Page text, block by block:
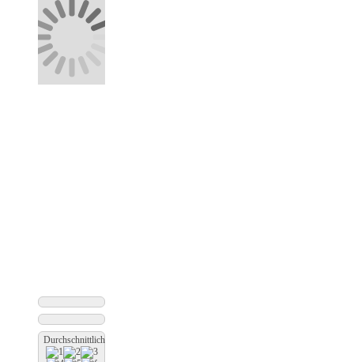
Durchschnittliche Bewertung